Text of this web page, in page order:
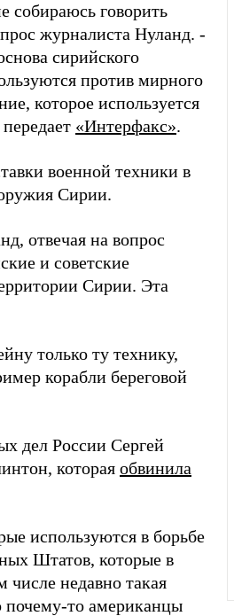
собираюсь говорить
журналиста Нуланд. -
сирийского
против мирного
которое используется
«Интерфакс».
военной техники в
Сирии.
отвечая на вопрос
и советские
Сирии. Эта
только ту технику,
корабли береговой
дел России Сергей
которая обвинила
используются в борьбе
Штатов, которые в
числе недавно такая
почему-то американцы